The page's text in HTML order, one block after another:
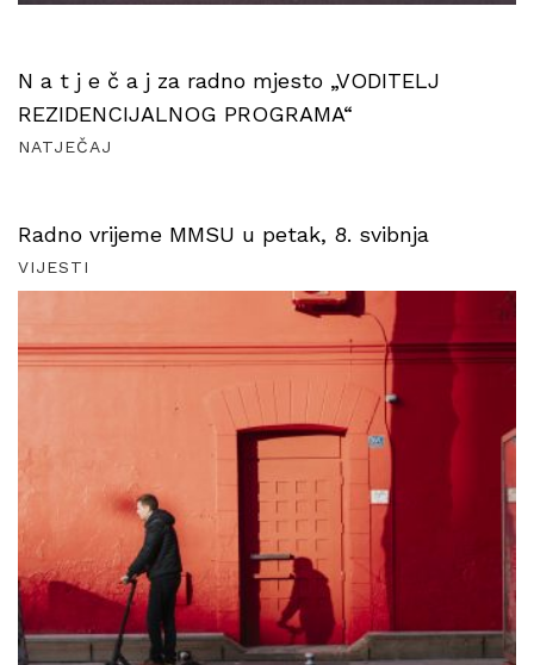
N a t j e č a j za radno mjesto „VODITELJ
REZIDENCIJALNOG PROGRAMA“
NATJEČAJ
Radno vrijeme MMSU u petak, 8. svibnja
VIJESTI